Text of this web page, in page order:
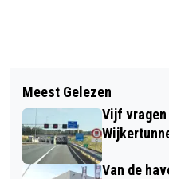
EEN WAAR
FROG PHIL OP
WEL 'HOME FOR
KERSTAVOND:
ZWARE
OP ‘CLIFFS OF
Meest Gelezen
Vijf vragen
Van de